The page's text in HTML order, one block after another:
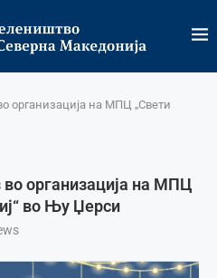
организација на МПЦ „Свети
организација на МПЦ
во Њу Џерси